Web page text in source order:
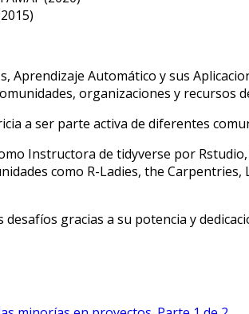
Automático y sus
organizaciones y recursos
a ser parte activa de diferentes
Instructora de tidyverse por
como R-Ladies, the
gracias a su potencia y